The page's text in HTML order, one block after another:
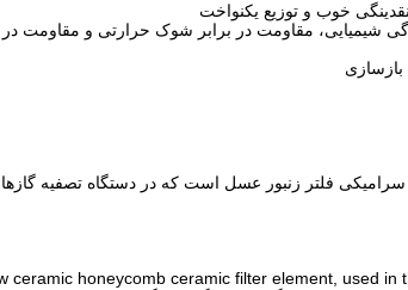
نقدینگی خوب و توزیع یکنواخت
شیمیایی، مقاومت در برابر شوک حرارتی و
بازسازی
فلتر زنبور عسل است که در دستگاه تصفیه